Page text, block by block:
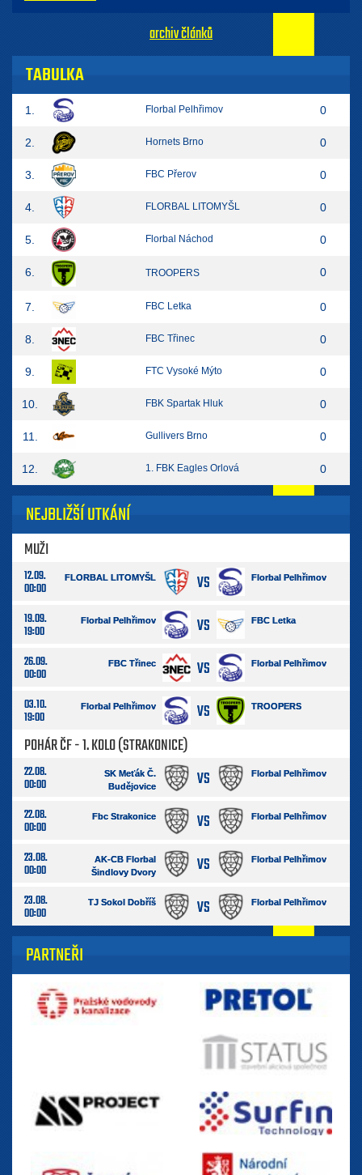
archiv článků
TABULKA
1. Florbal Pelhřimov 0
2. Hornets Brno 0
3. FBC Přerov 0
4. FLORBAL LITOMYŠL 0
5. Florbal Náchod 0
6. TROOPERS 0
7. FBC Letka 0
8. FBC Třinec 0
9. FTC Vysoké Mýto 0
10. FBK Spartak Hluk 0
11. Gullivers Brno 0
12. 1. FBK Eagles Orlová 0
NEJBLIŽŠÍ UTKÁNÍ
MUŽI
12.09.
00:00
FLORBAL LITOMYŠL VS Florbal Pelhřimov
19.09.
19:00
Florbal Pelhřimov VS FBC Letka
26.09.
00:00
FBC Třinec VS Florbal Pelhřimov
03.10.
19:00
Florbal Pelhřimov VS TROOPERS
POHÁR ČF - 1. KOLO (STRAKONICE)
22.08.
00:00
SK Meťák Č.
Budějovice
VS Florbal Pelhřimov
22.08.
00:00
Fbc Strakonice VS Florbal Pelhřimov
23.08.
00:00
AK-CB Florbal
Šindlovy Dvory
VS Florbal Pelhřimov
23.08.
00:00
TJ Sokol Dobříš VS Florbal Pelhřimov
PARTNEŘI